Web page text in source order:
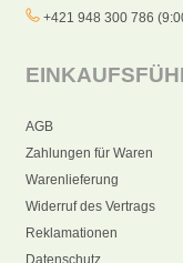
+421 948 300 786
AGB
Zahlungen für Waren
Warenlieferung
Widerruf des Vertrags
Reklamationen
Datenschutz